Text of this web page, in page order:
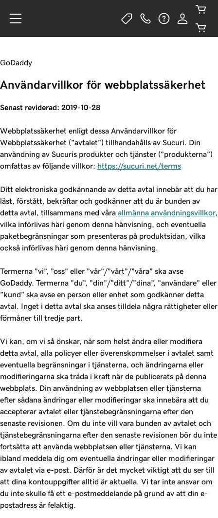
GoDaddy
Användarvillkor för webbplatssäkerhet
Senast reviderad: 2019-10-28
Webbplatssäkerhet enligt dessa Användarvillkor för
Webbplatssäkerhet (”avtalet”) tillhandahålls av Sucuri. Din
användning av Sucuris produkter och tjänster (”produkterna”)
omfattas av följande villkor: https://sucuri.net/terms
Ditt elektroniska godkännande av detta avtal innebär att du har
läst, förstått, bekräftar och godkänner att du är bunden av
detta avtal, tillsammans med våra allmänna användningsvillkor,
vilka införlivas häri genom denna hänvisning, och eventuella
paketbegränsningar som presenteras på produktsidan, vilka
också införlivas häri genom denna hänvisning.
Termerna ”vi”, ”oss” eller ”vår”/”vårt”/”våra” ska avse
GoDaddy. Termerna ”du”, ”din”/”ditt”/”dina”, ”användare” eller
”kund” ska avse en person eller enhet som godkänner detta
avtal. Inget i detta avtal ska anses tilldela några rättigheter eller
förmåner till tredje part.
Vi kan, om vi så önskar, när som helst ändra eller modifiera
detta avtal, alla policyer eller överenskommelser i avtalet samt
eventuella begränsningar i tjänsterna, och ändringarna eller
modifieringarna ska träda i kraft när de publicerats på denna
webbplats. Din användning av webbplatsen eller tjänsterna
efter sådana ändringar eller modifieringar ska innebära att du
accepterar avtalet eller tjänstebegränsningarna efter den
senaste revisionen. Om du inte vill vara bunden av avtalet och
tjänstebegränsningarna efter den senaste revisionen bör du inte
fortsätta att använda webbplatsen eller tjänsterna. Vi kan
ibland meddela dig om eventuella ändringar eller modifieringar
av avtalet via e-post. Därför är det mycket viktigt att du ser till
att dina kontouppgifter alltid är aktuella. Vi tar inte ansvar om
du inte skulle få ett e-postmeddelande på grund av att din e-
postadress är felaktig.